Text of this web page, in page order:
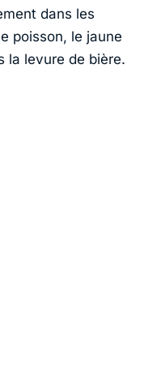
dans les
poisson, le jaune
la levure de bière.